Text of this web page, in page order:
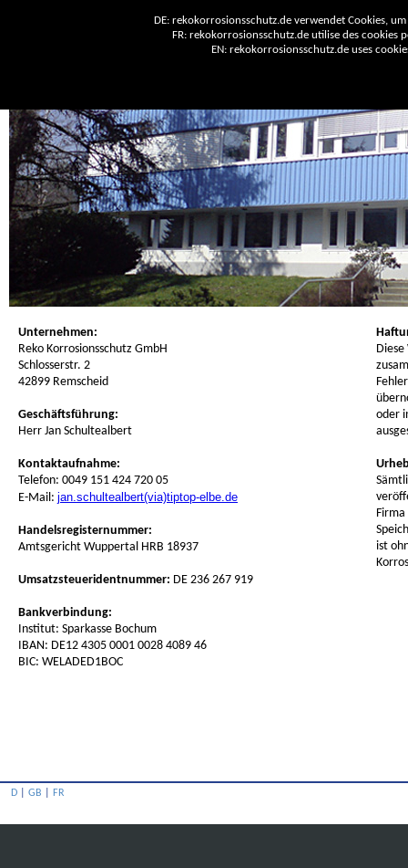
Unternehmen:
Reko Korrosionsschutz GmbH
Schlosserstr. 2
42899 Remscheid
Geschäftsführung:
Herr Jan Schultealbert
Kontaktaufnahme:
Telefon: 0049 151 424 720 05
E-Mail: jan.schultealbert(via)tiptop-elbe.de
Handelsregisternummer:
Amtsgericht Wuppertal HRB 18937
Umsatzsteueridentnummer: DE 236 267 919
Bankverbindung:
Institut: Sparkasse Bochum
IBAN: DE12 4305 0001 0028 4089 46
BIC: WELADED1BOC
oder
ist
D GB FR
DE: rekokorrosionsschutz.de verwendet Cookies,
FR: rekokorrosionsschutz.de utilise des cookies
EN: rekokorrosionsschutz.de uses